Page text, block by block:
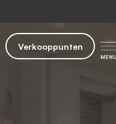
Verkooppunten